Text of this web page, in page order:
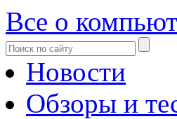
Все о
Новости
Обзоры и